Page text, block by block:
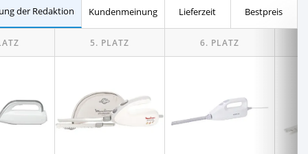
der Redaktion Kundenmeinung Lieferzeit Bestpreis